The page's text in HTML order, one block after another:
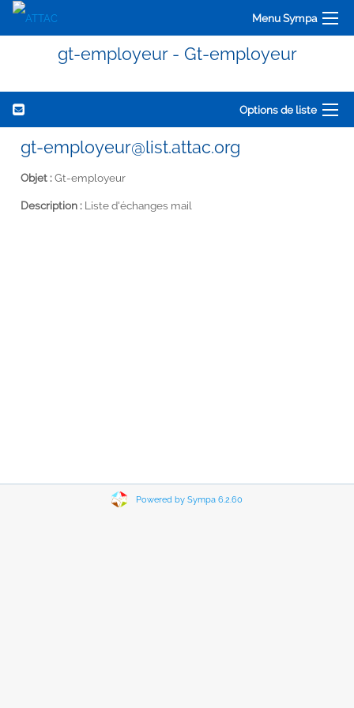
Menu Sympa
gt-employeur - Gt-employeur
Options de liste
gt-employeur@list.attac.org
Objet :Gt-employeur
Description : Liste d'échanges mail
Powered by Sympa 6.2.60